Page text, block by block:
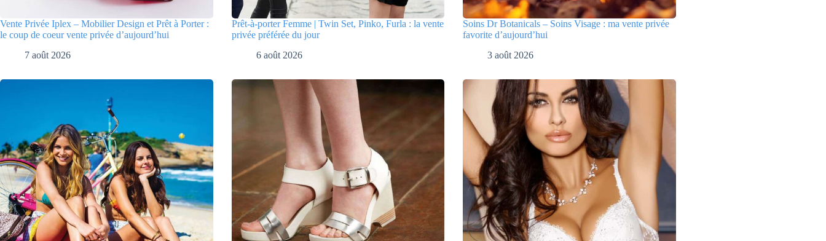
Vente Privée Iplex – Mobilier Design et Prêt à Porter :
le coup de coeur vente privée d’aujourd’hui
7 août 2026
Prêt-à-porter Femme | Twin Set, Pinko, Furla : la vente
privée préférée du jour
6 août 2026
Soins Dr Botanicals – Soins Visage : ma vente privée
favorite d’aujourd’hui
3 août 2026